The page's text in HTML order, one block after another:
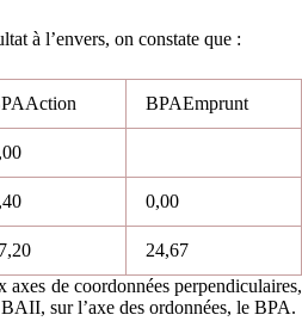
à l’envers, on constate que :
BPAEmprunt
0,00
24,67
de coordonnées perpendiculaires,
BAII, sur l’axe des ordonnées, le BPA.